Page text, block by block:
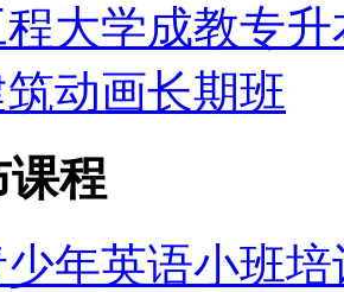
大学成教专
动画长期班
程
年英语小班培